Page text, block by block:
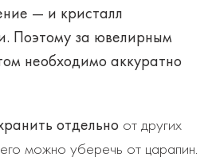
— и кристалл
Поэтому за ювелирным
необходимо аккуратно
отдельно от других
можно уберечь от царапин.